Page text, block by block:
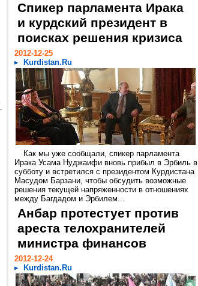
Спикер парламента Ирака
и курдский президент в
поисках решения кризиса
2012-12-25
Kurdistan.Ru
Как мы уже сообщали, спикер парламента
Ирака Усама Нуджаифи вновь прибыл в Эрбиль в
субботу и встретился с президентом Курдистана
Масудом Барзани, чтобы обсудить возможные
решения текущей напряженности в отношениях
между Багдадом и Эрбилем...
Анбар протестует против
ареста телохранителей
министра финансов
2012-12-24
Kurdistan.Ru